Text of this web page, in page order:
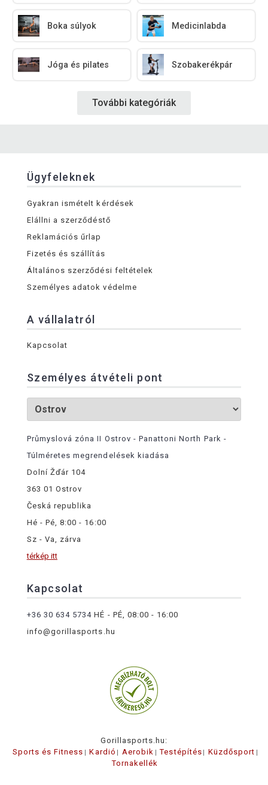
Boka súlyok Medicinlabda
Jóga és pilates Szobakerékpár
További kategóriák
Ügyfeleknek
Gyakran ismételt kérdések
Elállni a szerződéstő
Reklamációs űrlap
Fizetés és szállítás
Általános szerződési feltételek
Személyes adatok védelme
A vállalatról
Kapcsolat
Személyes átvételi pont
Průmyslová zóna II Ostrov - Panattoni North Park -
Túlméretes megrendelések kiadása
Dolní Žďár 104
363 01 Ostrov
Česká republika
Hé - Pé, 8:00 - 16:00
Sz - Va, zárva
térkép itt
Kapcsolat
+36 30 634 5734 HÉ - PÉ, 08:00 - 16:00
info@gorillasports.hu
Gorillasports.hu:
Sports és Fitness
Kardió Aerobik Testépítés
Küzdősport
Tornakellék